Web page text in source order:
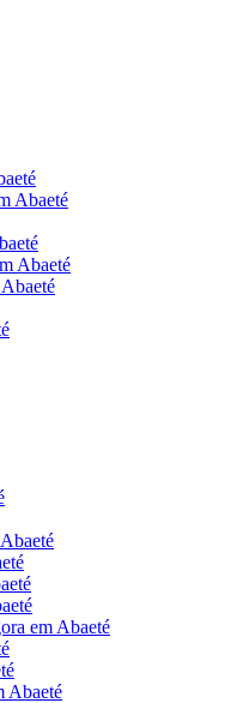
Abaeté
Abaeté
Abaeté
Abaeté
em Abaeté
Abaeté